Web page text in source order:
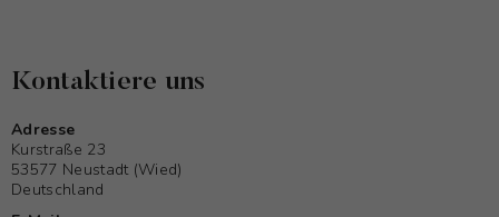
Kontaktiere uns
Adresse
Kurstraße 23
53577 Neustadt (Wied)
Deutschland